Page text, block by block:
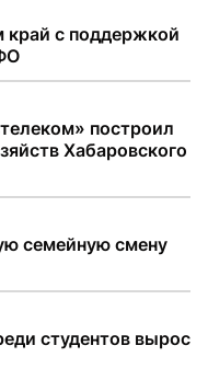
с поддержкой
построил
Хабаровского
семейную смену
студентов вырос